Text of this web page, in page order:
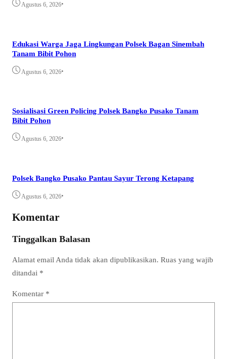
Agustus 6, 2026•
Edukasi Warga Jaga Lingkungan Polsek Bagan Sinembah
Tanam Bibit Pohon
Agustus 6, 2026•
Sosialisasi Green Policing Polsek Bangko Pusako Tanam
Bibit Pohon
Agustus 6, 2026•
Polsek Bangko Pusako Pantau Sayur Terong Ketapang
Agustus 6, 2026•
Komentar
Tinggalkan Balasan
Alamat email Anda tidak akan dipublikasikan. Ruas yang wajib
ditandai *
Komentar *